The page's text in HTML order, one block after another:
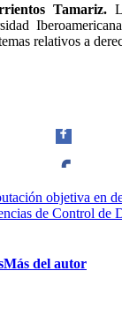
Tamariz.
relativos a
Facebook
objetiva en
de Control de
Más del autor